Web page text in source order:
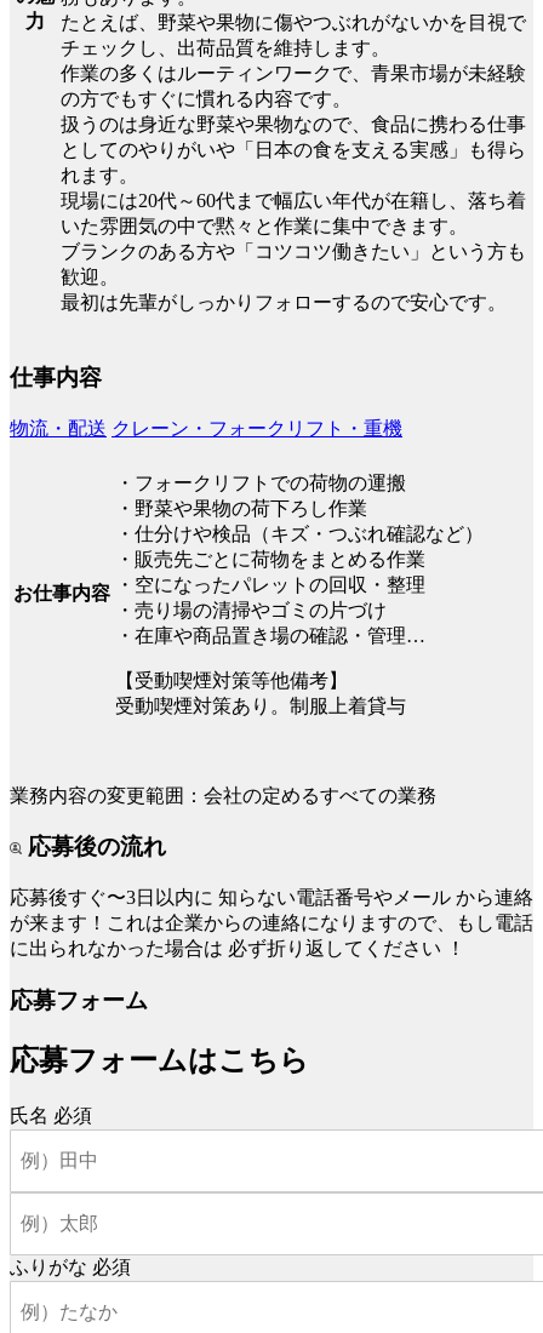
力
たとえば、野菜や果物に傷やつぶれがないかを目視で
チェックし、出荷品質を維持します。
作業の多くはルーティンワークで、青果市場が未経験
の方でもすぐに慣れる内容です。
扱うのは身近な野菜や果物なので、食品に携わる仕事
としてのやりがいや「日本の食を支える実感」も得ら
れます。
現場には20代～60代まで幅広い年代が在籍し、落ち着
いた雰囲気の中で黙々と作業に集中できます。
ブランクのある方や「コツコツ働きたい」という方も
歓迎。
最初は先輩がしっかりフォローするので安心です。
仕事内容
物流・配送 クレーン・フォークリフト・重機
お仕事内容
・フォークリフトでの荷物の運搬
・野菜や果物の荷下ろし作業
・仕分けや検品（キズ・つぶれ確認など）
・販売先ごとに荷物をまとめる作業
・空になったパレットの回収・整理
・売り場の清掃やゴミの片づけ
・在庫や商品置き場の確認・管理…
【受動喫煙対策等他備考】
受動喫煙対策あり。制服上着貸与
業務内容の変更範囲：会社の定めるすべての業務
応募後の流れ
応募後すぐ〜3日以内に 知らない電話番号やメール から連絡
が来ます！これは企業からの連絡になりますので、もし電話
に出られなかった場合は 必ず折り返してください ！
応募フォーム
応募フォームはこちら
氏名 必須
ふりがな 必須